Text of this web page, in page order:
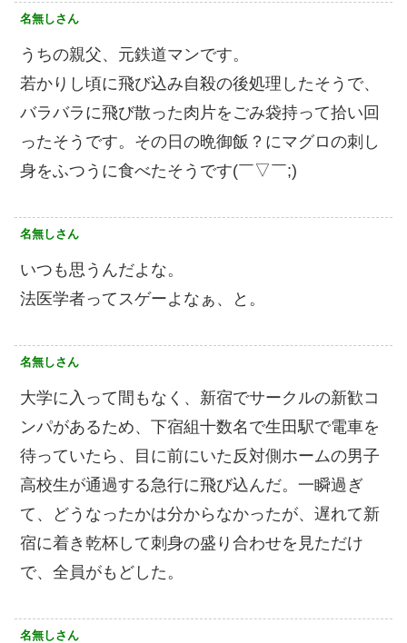
名無しさん
うちの親父、元鉄道マンです。
若かりし頃に飛び込み自殺の後処理したそうで、
バラバラに飛び散った肉片をごみ袋持って拾い回
ったそうです。その日の晩御飯？にマグロの刺し
身をふつうに食べたそうです(￣▽￣;)
名無しさん
いつも思うんだよな。
法医学者ってスゲーよなぁ、と。
名無しさん
大学に入って間もなく、新宿でサークルの新歓コ
ンパがあるため、下宿組十数名で生田駅で電車を
待っていたら、目に前にいた反対側ホームの男子
高校生が通過する急行に飛び込んだ。一瞬過ぎ
て、どうなったかは分からなかったが、遅れて新
宿に着き乾杯して刺身の盛り合わせを見ただけ
で、全員がもどした。
名無しさん